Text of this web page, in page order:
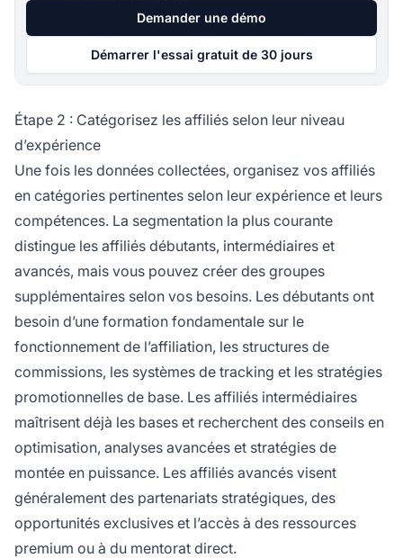
Demander une démo
Démarrer l'essai gratuit de 30 jours
Étape 2 : Catégorisez les affiliés selon leur niveau
d’expérience
Une fois les données collectées, organisez vos affiliés
en catégories pertinentes selon leur expérience et leurs
compétences. La segmentation la plus courante
distingue les affiliés débutants, intermédiaires et
avancés, mais vous pouvez créer des groupes
supplémentaires selon vos besoins. Les débutants ont
besoin d’une formation fondamentale sur le
fonctionnement de l’affiliation, les structures de
commissions, les systèmes de tracking et les stratégies
promotionnelles de base. Les affiliés intermédiaires
maîtrisent déjà les bases et recherchent des conseils en
optimisation, analyses avancées et stratégies de
montée en puissance. Les affiliés avancés visent
généralement des partenariats stratégiques, des
opportunités exclusives et l’accès à des ressources
premium ou à du mentorat direct.